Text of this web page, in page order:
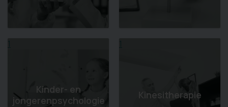
1
Kinder- en
jongerenpsychologie
1
Kinesitherapie